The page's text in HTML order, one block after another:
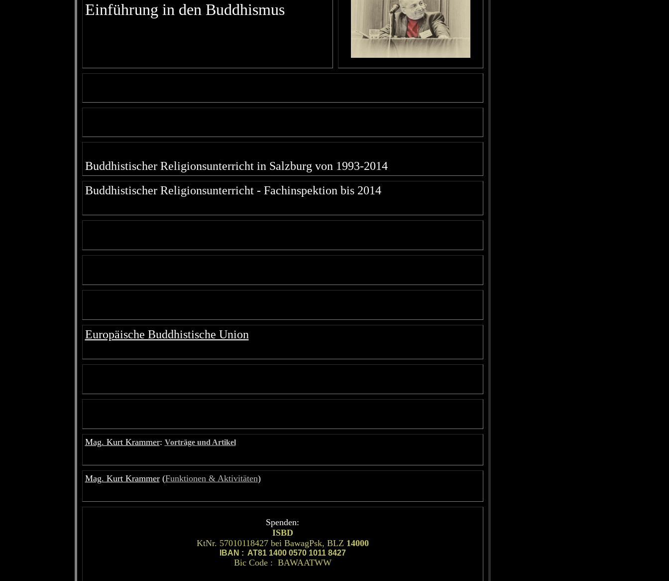
Einführung in den Buddhismus
Buddhistischer Religionsunterricht in Salzburg von 1993-2014
Buddhistischer Religionsunterricht - Fachinspektion bis 2014
Europäische Buddhistische Union
Mag. Kurt Krammer: Vorträge und Artikel
Mag. Kurt Krammer(Funktionen & Aktivitäten)
Spenden:
ISBD
KtNr. 57010118427 bei BawagPsk, BLZ 14000
IBAN : AT81 1400 0570 1011 8427
Bic Code : BAWAATWW